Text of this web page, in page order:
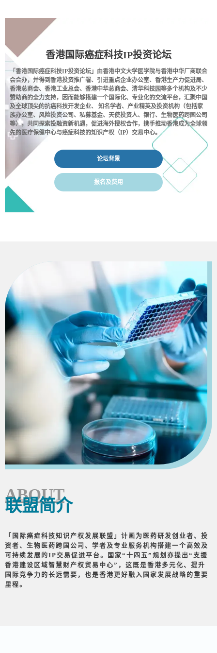
香港国际癌症科技IP投资论坛
「香港国际癌症科技IP投资论坛」由香港中文大学医学院与香港中华厂商联合
会合办，并得到香港投资推广署、引进重点企业办公室、香港生产力促进局、
香港总商会、香港工业总会、香港中华总商会、清华科技园等多个机构及不少
赞助商的全力支持，因而能够搭建一个国际化、专业化的交流平台，汇聚中国
及全球顶尖的抗癌科技开发企业、 知名学者、产业精英及投资机构（包括家
族办公室、风险投资公司、私募基金、天使投资人、银行、生物医药跨国公司
等），共同探索投融资新机遇，促进海外授权合作，携手推动香港成为全球领
先的医疗保健中心与癌症科技的知识产权（IP）交易中心。
论坛背景
报名及费用
ABOUT
联盟简介
「国际癌症科技知识产权发展联盟」计画为医药研发创业者、投
资者、生物医药跨国公司、学者及专业服务机构搭建一个高效及
可持续发展的IP交易促进平台。国家“十四五”规划亦提出“支援
香港建设区域智慧财产权贸易中心”，这既是香港多元化、提升
国际竞争力的长远需要，也是香港更好融入国家发展战略的重要
里程。